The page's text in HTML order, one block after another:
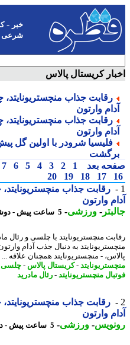
-کرونا
شرعی-
کریستال پالاس
رقابت جذاب منچستریونایتد،
وارتون
رقابت جذاب منچستریونایتد،
وارتون
فلیسیا شرودر با اولین گل پیش
بعد
1
2
3
4
5
6
7
8
17
18
19
20
رقابت جذاب منچستریونایتد،
وارتون
-ورزشی-5 ساعت پیش - دوشنبه 19 مرداد 1405، 18:02
منچستریونایتد با چلسی و رئال
به دنبال جذب آدام وارتون،
- منچستریونایتد همچنان علاقه ...
-کریستال پالاس-چلسی و
منچستریونایتد-رئال مادرید
رقابت جذاب منچستریونایتد،
وارتون
-ورزشی-5 ساعت پیش - دوشنبه 19 مرداد 1405، 17:58